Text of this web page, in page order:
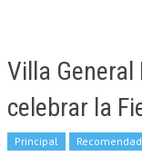
Villa
celebrar la
Principal